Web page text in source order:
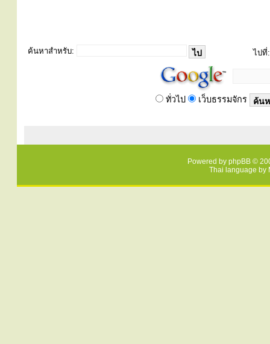
ค้นหาสำหรับ: ไปที่:
ทั่วไป เว็บธรรมจักร
Powered by phpBB ©
Thai language by